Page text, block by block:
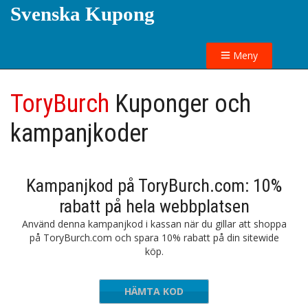
Svenska Kupong
Meny
ToryBurch Kuponger och
kampanjkoder
Kampanjkod på ToryBurch.com: 10%
rabatt på hela webbplatsen
Använd denna kampanjkod i kassan när du gillar att shoppa
på ToryBurch.com och spara 10% rabatt på din sitewide
köp.
EXTRA10
HÄMTA KOD